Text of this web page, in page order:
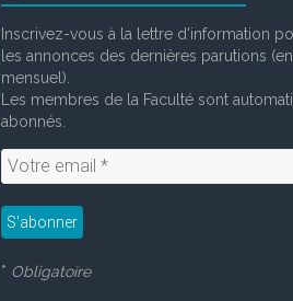
Inscrivez-vous à la lettre d'information
les annonces des dernières parutions
mensuel).
Les membres de la Faculté sont
abonnés.
* Obligatoire